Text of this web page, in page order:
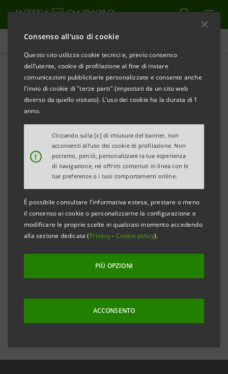
Consenso all'uso di cookie
Questo sito utilizza cookie tecnici e, previo consenso
dell’utente, cookie di profilazione al fine di inviare
comunicazioni pubblicitarie personalizzate e consente anche
l'invio di cookie di "terze parti" (impostati da un sito web
diverso da quello visitato). L'uso dei cookie ha la durata di 1
anno.
!
Cliccando sulla [x] di chiusura del banner, non
acconsenti all’uso dei cookie di profilazione. Non
potremo, perciò, personalizzare la tua esperienza
di navigazione, né offrirti contenuti in linea con le
tue preferenze o i tuoi comportamenti online.
È possibile consultare l'informativa estesa, prestare o meno
il consenso ai cookie o personalizzarne la configurazione e
modificare le proprie scelte in qualsiasi momento accedendo
alla sezione dedicata (Privacy- Cookie policy).
PIÙ OPZIONI
ACCONSENTO
Rendicontazione Consolidata di Sostenibilità
Archivio
ALERT
Filtra per Anno
Dichiarazione Consolidata Non Finanziaria 2018 PDF
Abstract Dichiarazione Consolidata Non Finanziaria
2018
Data ultimo aggiornamento 8 marzo 2022 alle ore 10:57:23